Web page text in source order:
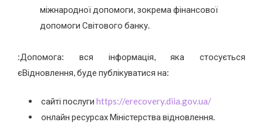
міжнародної допомоги, зокрема фінансової
допомоги Світового банку.
:Допомога: вся інформація, яка стосується
єВідновлення, буде публікуватися на:
сайті послуги https://erecovery.diia.gov.ua/
онлайн ресурсах Міністерства відновлення.